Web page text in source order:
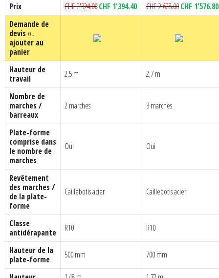
Prix
CHF2'324.00Le
prix
était :
CHF 2'324.00.
CHF 1'394.40Le
prix
CHF2'628.00Le
prix
était :
CHF 2'628.00.
CHF 1'576.80
Demande de
devis ou
ajouter au
panier
Hauteur de
travail
2,5 m 2,7 m
Nombre de
marches /
barreaux
2 marches 3 marches
Plate-forme
comprise dans
le nombre de
marches
Oui Oui
Revêtement
des marches /
de la plate-
forme
Caillebotis acier Caillebotis acier
Classe
antidérapante
R10 R10
Hauteur de la
plate-forme
500 mm 700 mm